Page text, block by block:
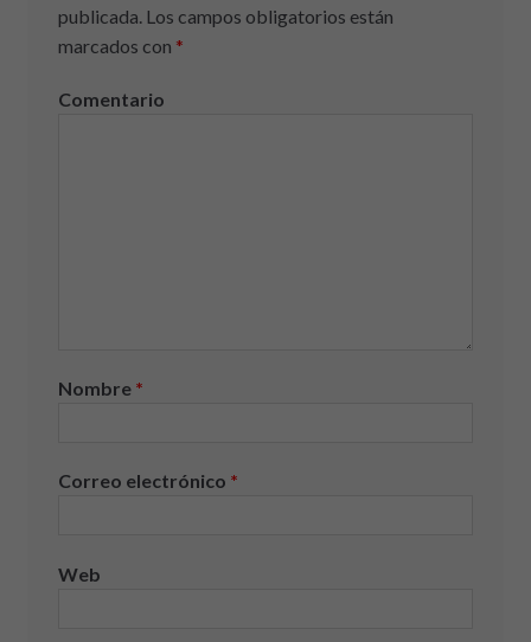
publicada.Los campos obligatorios están
marcados con *
Comentario
Nombre *
Correo electrónico *
Web